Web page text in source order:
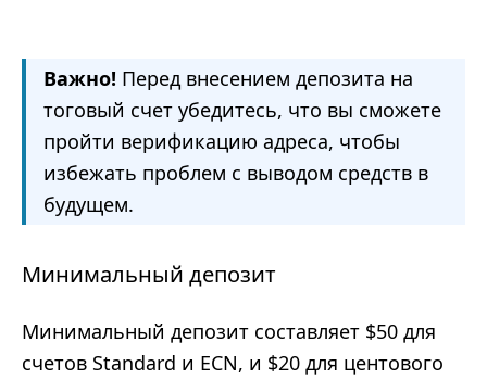
Важно! Перед внесением депозита на
тоговый счет убедитесь, что вы сможете
пройти верификацию адреса, чтобы
избежать проблем с выводом средств в
будущем.
Минимальный депозит
Минимальный депозит составляет $50 для
счетов Standard и ECN, и $20 для центового